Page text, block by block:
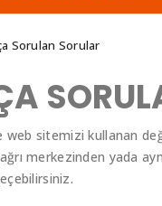
Sorulan Sorular
web sitemizi kullanan
merkezinden yada